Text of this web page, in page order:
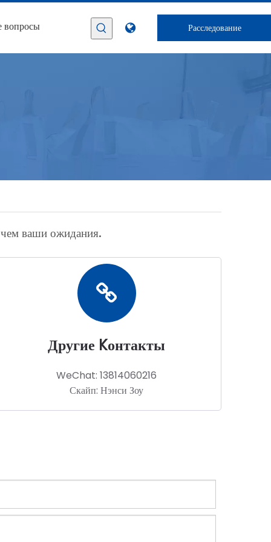
вопросы Расследование
ваши ожидания.
Другие Kонтакты
WeChat: 13814060216
Скайп: Нэнси Зоу